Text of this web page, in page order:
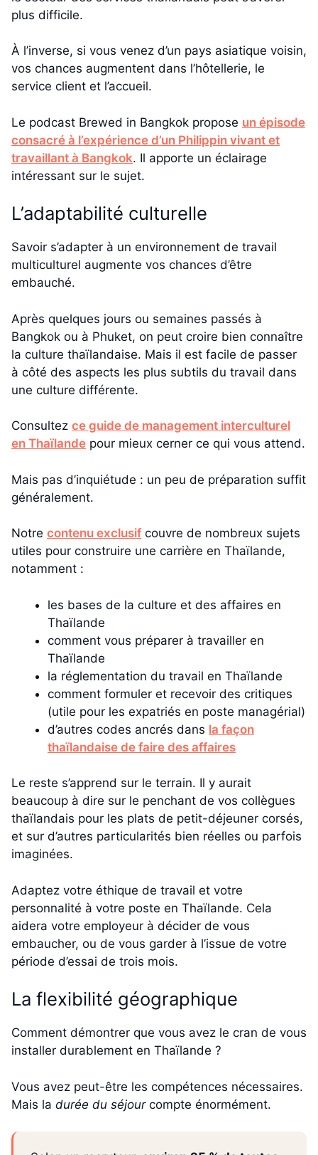
plus difficile.
À l’inverse, si vous venez d’un pays asiatique voisin,
vos chances augmentent dans l’hôtellerie, le
service client et l’accueil.
Le podcast Brewed in Bangkok propose un épisode
consacré à l’expérience d’un Philippin vivant et
travaillant à Bangkok. Il apporte un éclairage
intéressant sur le sujet.
L’adaptabilité culturelle
Savoir s’adapter à un environnement de travail
multiculturel augmente vos chances d’être
embauché.
Après quelques jours ou semaines passés à
Bangkok ou à Phuket, on peut croire bien connaître
la culture thaïlandaise. Mais il est facile de passer
à côté des aspects les plus subtils du travail dans
une culture différente.
Consultez ce guide de management interculturel
en Thaïlande pour mieux cerner ce qui vous attend.
Mais pas d’inquiétude : un peu de préparation suffit
généralement.
Notre contenu exclusif couvre de nombreux sujets
utiles pour construire une carrière en Thaïlande,
notamment :
les bases de la culture et des affaires en
Thaïlande
comment vous préparer à travailler en
Thaïlande
la réglementation du travail en Thaïlande
comment formuler et recevoir des critiques
(utile pour les expatriés en poste managérial)
d’autres codes ancrés dans la façon
thaïlandaise de faire des affaires
Le reste s’apprend sur le terrain. Il y aurait
beaucoup à dire sur le penchant de vos collègues
thaïlandais pour les plats de petit-déjeuner corsés,
et sur d’autres particularités bien réelles ou parfois
imaginées.
Adaptez votre éthique de travail et votre
personnalité à votre poste en Thaïlande. Cela
aidera votre employeur à décider de vous
embaucher, ou de vous garder à l’issue de votre
période d’essai de trois mois.
La flexibilité géographique
Comment démontrer que vous avez le cran de vous
installer durablement en Thaïlande ?
Vous avez peut-être les compétences nécessaires.
Mais la durée du séjourcompte énormément.